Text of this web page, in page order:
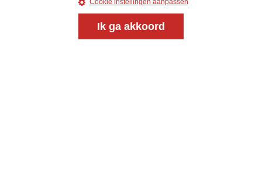
Cookie instellingen aanpassen
Ik ga akkoord